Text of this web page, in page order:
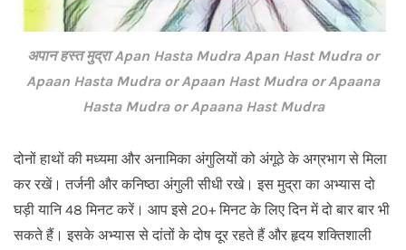
अपान हस्त मुद्रा Apan Hasta Mudra Apan Hast Mudra or
Apaan Hasta Mudra or Apaan Hast Mudra or Apaana
Hasta Mudra or Apaana Hast Mudra
दोनों हाथों की मध्यमा और अनामिका अंगुलियों को अंगूठे के अग्रभाग से मिला
कर रखें। तर्जनी और कनिष्ठा अंगुली सीधी रखे। इस मुद्रा का अभ्यास दो
घड़ी यानि 48 मिनट करें। आप इसे 20+ मिनट के लिए दिन में दो बार बार भी
सकते हैं। इसके अभ्यास से दांतों के दोष दूर रहते हैं और हृदय शक्तिशाली